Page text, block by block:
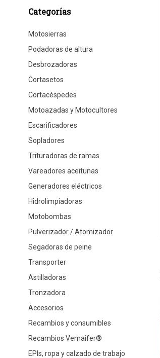
Categorías
Motosierras
Podadoras de altura
Desbrozadoras
Cortasetos
Cortacéspedes
Motoazadas y Motocultores
Escarificadores
Sopladores
Trituradoras de ramas
Vareadores aceitunas
Generadores eléctricos
Hidrolimpiadoras
Motobombas
Pulverizador / Atomizador
Segadoras de peine
Transporter
Astilladoras
Tronzadora
Accesorios
Recambios y consumibles
Recambios Vemaifer®
EPIs, ropa y calzado de trabajo